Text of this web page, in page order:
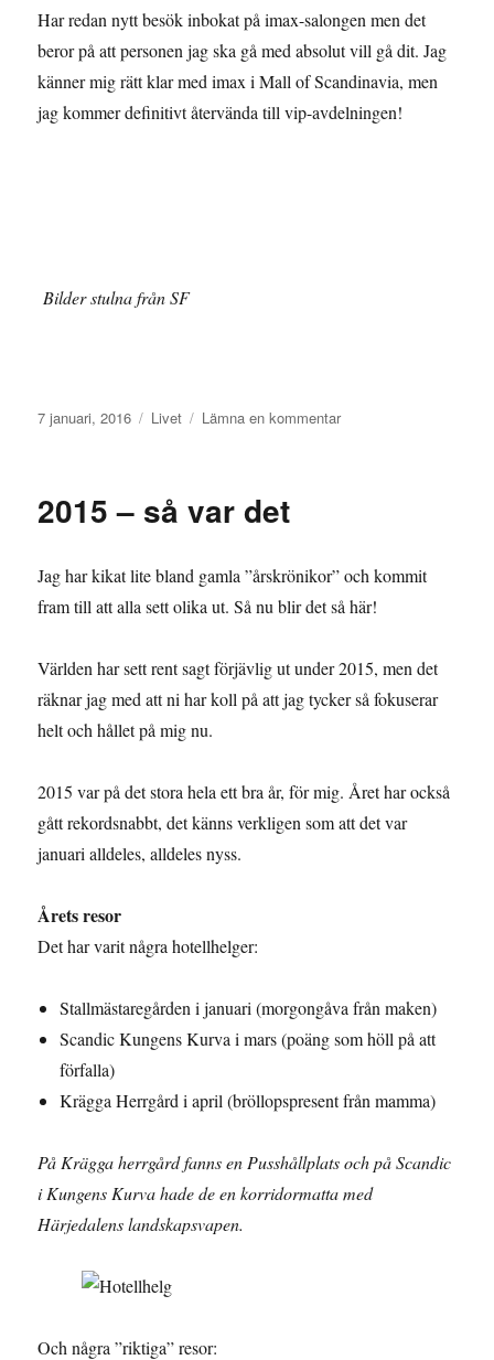
Har redan nytt besök inbokat på imax-salongen men det
beror på att personen jag ska gå med absolut vill gå dit. Jag
känner mig rätt klar med imax i Mall of Scandinavia, men
jag kommer definitivt återvända till vip-avdelningen!
Bilder stulna från SF
Publicerat
7 januari, 2016 Kategorier
Livet Lämna en kommentartill
så
är
2015 – så var det
Jag har kikat lite bland gamla ”årskrönikor” och kommit
fram till att alla sett olika ut. Så nu blir det så här!
Världen har sett rent sagt förjävlig ut under 2015, men det
räknar jag med att ni har koll på att jag tycker så fokuserar
helt och hållet på mig nu.
2015 var på det stora hela ett bra år, för mig. Året har också
gått rekordsnabbt, det känns verkligen som att det var
januari alldeles, alldeles nyss.
Årets resor
Det har varit några hotellhelger:
Stallmästaregården i januari (morgongåva från maken)
Scandic Kungens Kurva i mars (poäng som höll på att
förfalla)
Krägga Herrgård i april (bröllopspresent från mamma)
På Krägga herrgård fanns en Pusshållplats och på Scandic
i Kungens Kurva hade de en korridormatta med
Härjedalens landskapsvapen.
Och några ”riktiga” resor: